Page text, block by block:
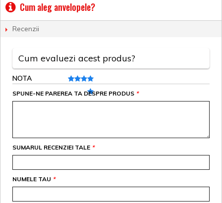
Cum aleg anvelopele?
Recenzii
Cum evaluezi acest produs?
NOTA
*
SPUNE-NE PAREREA TA DESPRE PRODUS
*
SUMARUL RECENZIEI TALE
*
NUMELE TAU